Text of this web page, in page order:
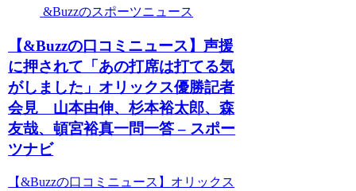
&Buzzのスポーツニュース
【&Buzzの口コミニュース】声援
に押されて「あの打席は打てる気
がしました」オリックス優勝記者
会見 山本由伸、杉本裕太郎、森
友哉、頓宮裕真一問一答 – スポー
ツナビ
【&Buzzの口コミニュース】オリックス